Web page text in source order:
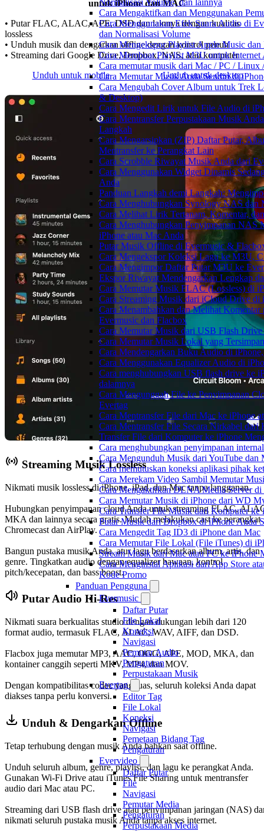
Normalisasi Volume, dan lainnya
Cara Mengaktifkan dan Menggunakan
Cara Menggunakan Efek Suara Audio di
dan Normalisasi Volume
Cara Mengekspor Playlist Apple Music
Cara Membuat Playlist M3U untuk
Cara memutar musik dari Mac / PC /
Cara Memutar Musik Anda Sendiri di
Cara Mengubah Cover Album untuk Trek
& Desktop)
Cara Mengedit Lirik untuk File Audio di
Cara Mentransfer Perpustakaan Musik
Langkah
Cara Mengarsipkan (ZIP) Daftar Putar,
Mentransfer ke Perangkat Lain
Cara Scrobble Riwayat Musik Anda dari
Cara Menggunakan Widget Dinamis
Anda
Panduan Langkah demi Langkah:
Cara Menghubungkan Synology NAS dan
Cara Melihat Lirik Tertanam, Komentar,
Cara Menghubungkan Penyimpanan NAS
iPhone atau Mac Anda
Putar Musik Offline di Evermusic &
Cara Mengekspor Koleksi Lagu ke M3U,
Cara Mengimpor Daftar Putar M3U ke
Ekspor Riwayat Mendengarkan Lengkap
Cara Memutar Musik FLAC (Lossless) di
Cara Streaming Musik dari iCloud Drive di
Cara Menambahkan dan Melihat
Evermusic dan Flacbox
Cara Memutar Musik dari USB Flash
Cara Memutar Musik Lokal yang
Cara Mendengarkan Buku Audio di
Cara Menggunakan Equalizer Audio di
Cara menghubungkan USB flash drive ke
dalamnya
Cara Mengunggah File ke Penyimpanan
Evertag
Cara Mentransfer File dari Mac ke iPhone
Cara Mentransfer File Secara Nirkabel
Transfer File dari Komputer ke iPhone
Cara menghubungkan penyimpanan
Cara Mengunduh Musik dari YouTube
Cara memutuskan koneksi aplikasi pihak
Cara Merekam Video Sambil Memutar
Cara Mengaktifkan DLNA Media Server
Cara Memutar Musik di iPhone dari WD
Cara Transfer File Musik dari Komputer
Putar Musik dari Dropbox di iPhone Anda
Cara Mengedit Tag ID3 di iPhone dan Mac
Cara Memutar File Lokal (File iTunes) di
Stream Musik dari Mac atau PC ke iPhone
Cara Menginstal Aplikasi dari App Store
Kode Promo
Panduan Pengguna
Evermusic
Daftar Putar
File Lokal
Koneksi
Navigasi
Pemutar Audio
Pengaturan
Perpustakaan Musik
Evertag
Editor Tag
File Lokal
Koneksi
Navigasi
Pemetaan Bidang Tag
Pengaturan
Evervideo
Daftar Putar
File
Navigasi
Pemutar Media
Pengaturan
Perpustakaan Media
untuk iPhone dan MAC
• Putar FLAC, ALAC, APE, DSD dan lainnya dengan kualitas
lossless
• Unduh musik dan dengarkan offline dengan kontrol penuh
• Streaming dari Google Drive, Dropbox, NAS, atau komputer
Unduh untuk mobile
Unduh untuk desktop
Streaming Musik Lossless
Nikmati musik lossless di iPhone, iPad, dan Mac tanpa langganan.
Hubungkan penyimpanan cloud Anda untuk streaming FLAC,
MKA dan lainnya secara gratis. Mudah melakukan cast ke perangkat
Chromecast dan AirPlay.
Bangun pustaka musik Anda, atur lagu berdasarkan album, artis, dan
genre. Tingkatkan audio dengan equalizer bawaan, kontrol
pitch/kecepatan, dan bass boost.
Putar Audio Hi-Res
Nikmati suara berkualitas studio dengan dukungan lebih dari 120
format audio, termasuk FLAC, ALAC, WAV, AIFF, dan DSD.
Flacbox juga memutar MP3, AAC, OGG, APE, MOD, MKA, dan
kontainer canggih seperti MKV, MP4, dan MOV.
Dengan kompatibilitas codec yang luas, seluruh koleksi Anda dapat
diakses tanpa perlu konversi.
Unduh & Dengarkan Offline
Tetap terhubung dengan musik Anda bahkan saat offline.
Unduh seluruh album, genre, playlist, dan lagu ke perangkat Anda.
Gunakan Wi-Fi Drive atau iTunes File Sharing untuk mentransfer
audio dari Mac atau PC.
Streaming dari USB flash drive atau penyimpanan jaringan (NAS)
nikmati seluruh pustaka musik Anda tanpa akses internet.